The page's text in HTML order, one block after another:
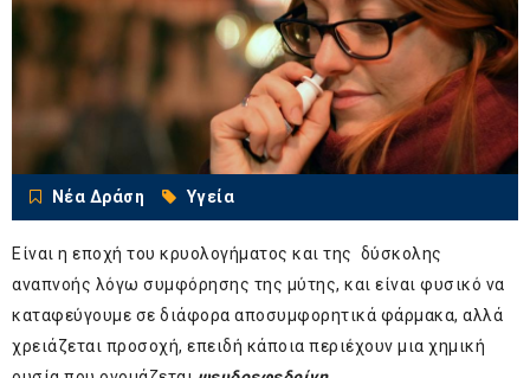
Νέα Δράση Υγεία
Είναι η εποχή του κρυολογήματος και της δύσκολης
αναπνοής λόγω συμφόρησης της μύτης, και είναι φυσικό να
καταφεύγουμε σε διάφορα αποσυμφορητικά φάρμακα, αλλά
χρειάζεται προσοχή, επειδή κάποια περιέχουν μια χημική